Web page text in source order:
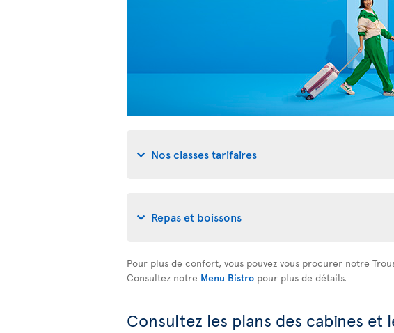
Nos classes tarifaires
Repas et boissons
Pour plus de confort, vous pouvez vous procurer notre
Consultez notre Menu Bistro pour plus de détails.
Consultez les plans des cabines et